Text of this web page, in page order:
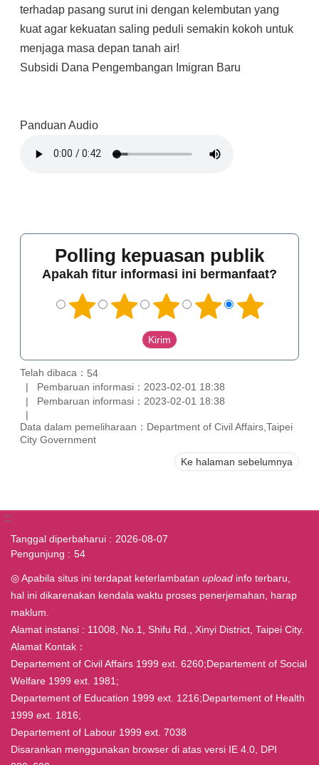
terhadap pasang surut ini dengan kelembutan yang
kuat agar kekuatan saling peduli semakin kokoh untuk
menjaga masa depan tanah air!
Subsidi Dana Pengembangan Imigran Baru
Panduan Audio
Polling kepuasan publik
Apakah fitur informasi ini bermanfaat?
Telah dibaca： 54
Pembaruan informasi：2023-02-01 18:38
Pembaruan informasi：2023-02-01 18:38
Data dalam pemeliharaan：Department of Civil Affairs,Taipei
City Government
Ke halaman sebelumnya
:::
Tanggal diperbaharui
2026-08-07
Pengunjung
54
◎ Apabila situs ini terdapat keterlambatan upload info terbaru,
hal ini dikarenakan kendala waktu proses penerjemahan, harap
maklum.
Alamat instansi : 11008, No.1, Shifu Rd., Xinyi District, Taipei City.
Alamat Kontak：
Departement of Civil Affairs 1999 ext. 6260;Departement of Social
Welfare 1999 ext. 1981;
Departement of Education 1999 ext. 1216;Departement of Health
1999 ext. 1816;
Departement of Labour 1999 ext. 7038
Disarankan menggunakan browser di atas versi IE 4.0, DPI